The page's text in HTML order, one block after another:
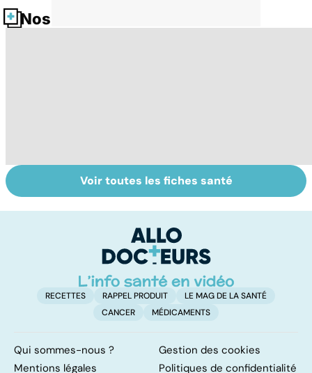
Nos fiches santé
Pollution : quand
le danger vient
Tout savoir sur
les infections
Voir toutes les fiches santé
RECETTES RAPPEL PRODUIT
LE MAG DE LA SANTÉ
CANCER
MÉDICAMENTS
Qui sommes-nous ?
Gestion des cookies
Mentions légales
Politiques de confidentialité